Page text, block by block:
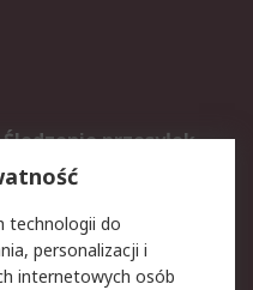
Śledzenie przesyłek
Rejestracja
technologii do
personalizacji i
internetowych osób